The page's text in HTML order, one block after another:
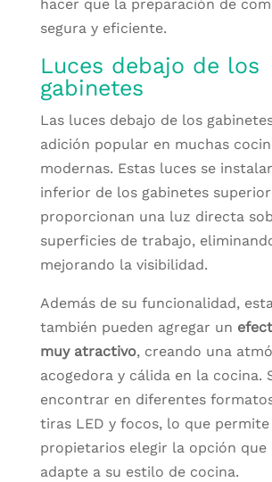
hacer que la preparación de
segura y eficiente.
Luces debajo de los
gabinetes
Las luces debajo de los
adición popular en muchas
modernas. Estas luces se
inferior de los gabinetes
proporcionan una luz directa
superficies de trabajo,
mejorando la visibilidad.
Además de su funcionalidad,
también pueden agregar un
muy atractivo, creando una
acogedora y cálida en la cocina.
encontrar en diferentes
tiras LED y focos, lo que
propietarios elegir la opción que
adapte a su estilo de cocina.